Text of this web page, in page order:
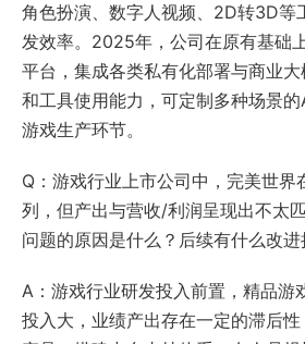
角色扮演、数字人视频、2D转3D等
发效率。2025年，公司在原有基础
平台，集成各类私有化部署与商业
和工具使用能力，可定制多种场景
游戏生产环节。
Q：游戏行业上市公司中，完美世界
列，但产出与营收/利润呈现出不太
问题的原因是什么？后续有什么改进
A：游戏行业研发投入前置，精品游
投入大，业绩产出存在一定的滞后